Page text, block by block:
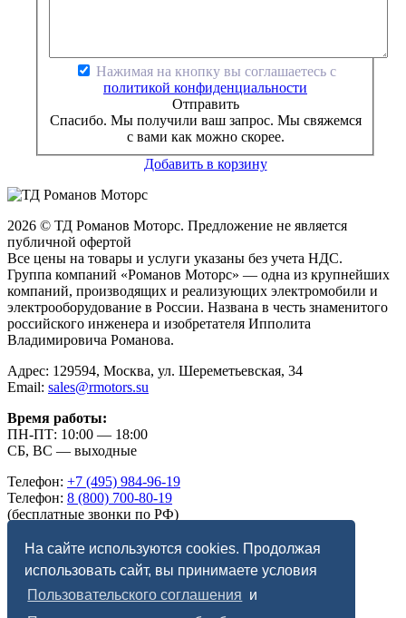
На сайте используются cookies. Продолжая
использовать сайт, вы принимаете условия
Пользовательского соглашения и
Нажимая на кнопку вы соглашаетесь с
политикой конфиденциальности
Отправить
Спасибо. Мы получили ваш запрос. Мы свяжемся
с вами как можно скорее.
Добавить в корзину
2026 © ТД Романов Моторс. Предложение не является
публичной офертой
Все цены на товары и услуги указаны без учета НДС.
Группа компаний «Романов Моторс» — одна из крупнейших
компаний, производящих и реализующих электромобили и
электрооборудование в России. Названа в честь знаменитого
российского инженера и изобретателя Ипполита
Владимировича Романова.
Адрес: 129594, Москва, ул. Шереметьевская, 34
Email: sales@rmotors.su
Время работы:
ПН-ПТ: 10:00 — 18:00
СБ, ВС — выходные
Телефон: +7 (495) 984-96-19
Телефон: 8 (800) 700-80-19
(бесплатные звонки по РФ)
Max:romanov_motors
Правовая информация: